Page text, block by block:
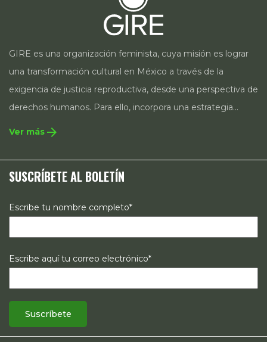
GIRE es una organización feminista, cuya misión es lograr
una transformación cultural en México a través de la
exigencia de justicia reproductiva, desde una perspectiva de
derechos humanos. Para ello, incorpora una estrategia
estrategias de comunicación e investigación sobre el
estado de los derechos reproductivos en México.
Ver más arrow_forward
SUSCRÍBETE AL BOLETÍN
Escribe tu nombre completo*
Escribe aquí tu correo electrónico*